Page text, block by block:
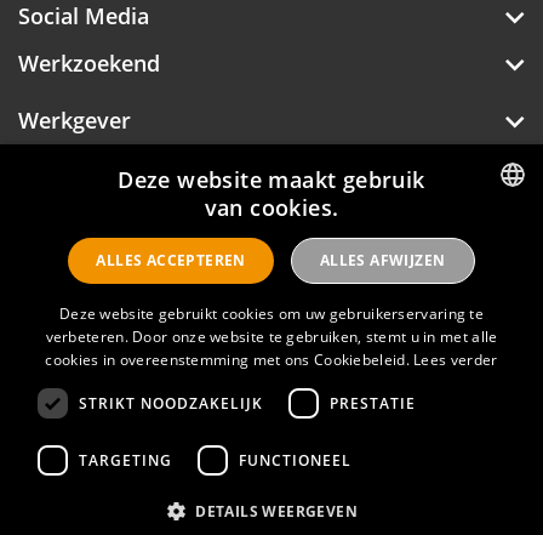
Social Media
Werkzoekend
Werkgever
Over Hotelprofessionals
Hotelprofessionals
FAQ
Privacyverklaring
Contact
Gebruikersvoorwaarden
DUTCH
ENGLISH
Deze website maakt gebruik
van cookies.
Deze website gebruikt cookies om uw gebruikerservaring te
verbeteren. Door onze website te gebruiken, stemt u in met alle
cookies in overeenstemming met ons Cookiebeleid. Lees verder
STRIKT NOODZAKELIJK PRESTATIE
TARGETING FUNCTIONEEL
ALLES ACCEPTEREN ALLES AFWIJZEN
DETAILS WEERGEVEN